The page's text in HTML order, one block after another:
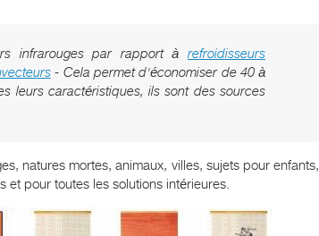
infrarouges par rapport à refroidisseurs
- Cela permet d'économiser de 40 à
leurs caractéristiques, ils sont des sources
natures mortes, animaux, villes, sujets pour enfants,
et pour toutes les solutions intérieures.